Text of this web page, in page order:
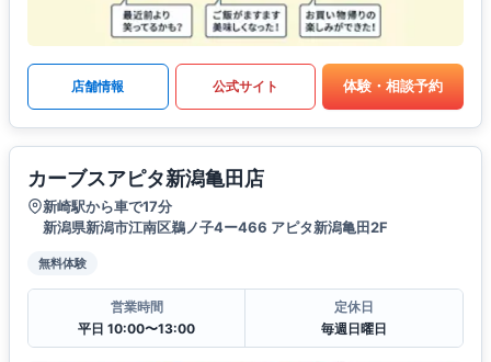
店舗情報 公式サイト 体験・相談予約
カーブスアピタ新潟亀田店
新崎駅から車で17分
新潟県新潟市江南区鵜ノ子4ー466 アピタ新潟亀田2F
無料体験
営業時間
平日 10:00〜13:00
定休日
毎週日曜日